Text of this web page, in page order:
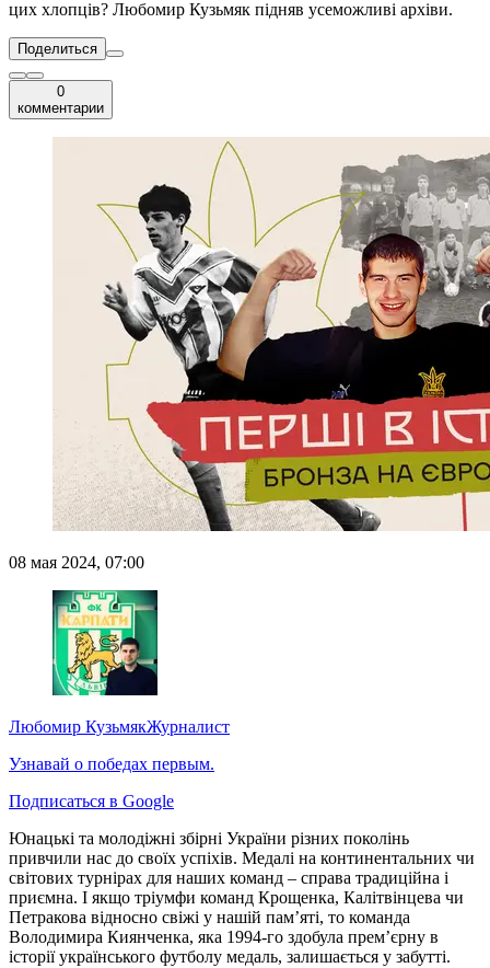
цих хлопців? Любомир Кузьмяк підняв усеможливі архіви.
Поделиться
0
комментарии
08 мая 2024, 07:00
Любомир КузьмякЖурналист
Узнавай о победах первым.
Подписаться в Google
Юнацькі та молодіжні збірні України різних поколінь
привчили нас до своїх успіхів. Медалі на континентальних чи
світових турнірах для наших команд – справа традиційна і
приємна. І якщо тріумфи команд Крощенка, Калітвінцева чи
Петракова відносно свіжі у нашій пам’яті, то команда
Володимира Киянченка, яка 1994-го здобула прем’єрну в
історії українського футболу медаль, залишається у забутті.